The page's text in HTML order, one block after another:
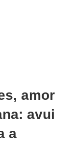
amor
avui
a